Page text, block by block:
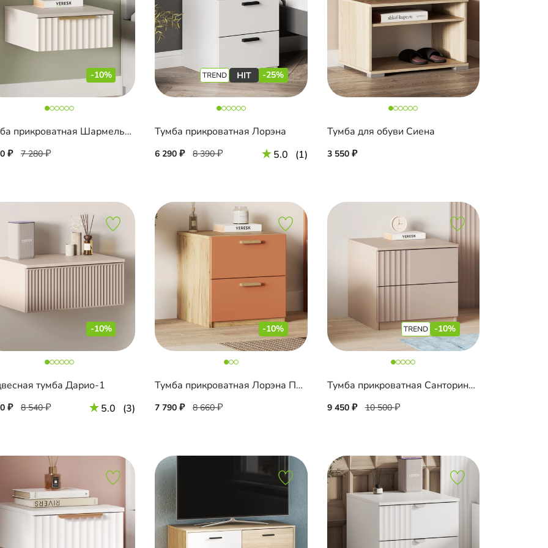
-10%
Тумба прикроватная Шармель-2 Лайф подвесная
7 280
-25%
Тумба прикроватная Лорэна
6 290 8 390 5.0 (1)
Тумба для обуви Сиена
3 550
-10%
тумба Дарио-1
8 540 5.0 (3)
-10%
Тумба прикроватная Лорэна Премиум Эко
7 790 8 660
-10%
Тумба прикроватная Санторини Лайф
9 450 10 500